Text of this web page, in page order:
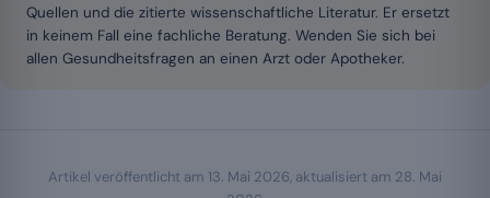
Quellen und die zitierte wissenschaftliche Literatur. Er ersetzt
in keinem Fall eine fachliche Beratung. Wenden Sie sich bei
allen Gesundheitsfragen an einen Arzt oder Apotheker.
Artikel veröffentlicht am 13. Mai 2026, aktualisiert am 28. Mai